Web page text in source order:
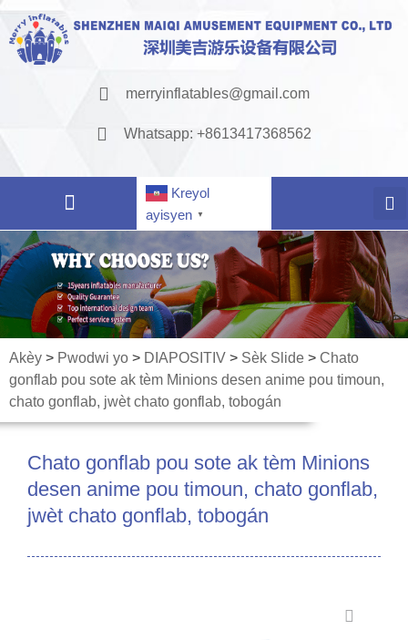
merryinflatables@gmail.com
Whatsapp: +8613417368562
Kreyol
ayisyen
▼
Akèy > Pwodwi yo > DIAPOSITIV > Sèk Slide > Chato
gonflab pou sote ak tèm Minions desen anime pou timoun,
chato gonflab, jwèt chato gonflab, tobogán
Chato gonflab pou sote ak tèm Minions
desen anime pou timoun, chato gonflab,
jwèt chato gonflab, tobogán